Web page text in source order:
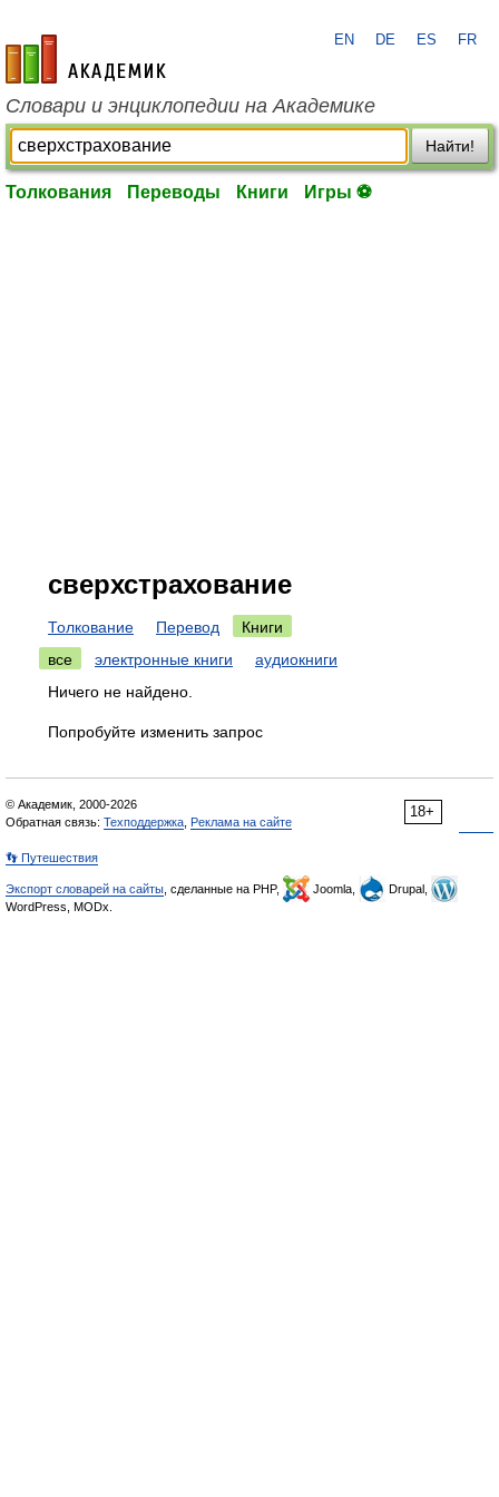
academic.ru
EN DE ES FR
Словари и энциклопедии на Академике
Найти!
Толкования Переводы Книги Игры ⚽
сверхстрахование
Толкование Перевод
Книги
все
электронные книги
аудиокниги
Ничего не найдено.
Попробуйте изменить запрос
18+
© Академик, 2000-2026
Обратная связь: Техподдержка Реклама на сайте
👣 Путешествия
Экспорт словарей на сайты , сделанные на PHP, Joomla,
Drupal,
WordPress, MODx.